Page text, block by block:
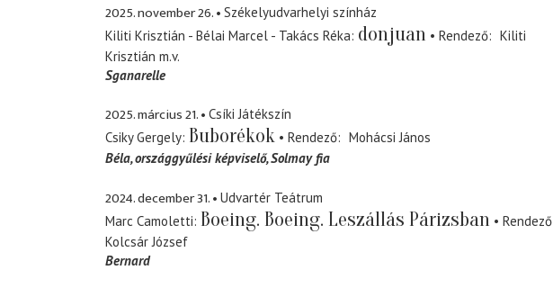
2025. november 26.
Székelyudvarhelyi színház
Kiliti Krisztián - Bélai Marcel - Takács Réka donjuan Rendező
Kiliti
Krisztián m.v.
Sganarelle
2025. március 21.
Csíki Játékszín
Csiky Gergely Buborékok Rendező
Mohácsi János
Béla országgyűlési képviselő, Solmay fia
2024. december 31.
Udvartér Teátrum
Marc Camoletti Boeing. Boeing. Leszállás Párizsban
Rendező
Kolcsár József
Bernard